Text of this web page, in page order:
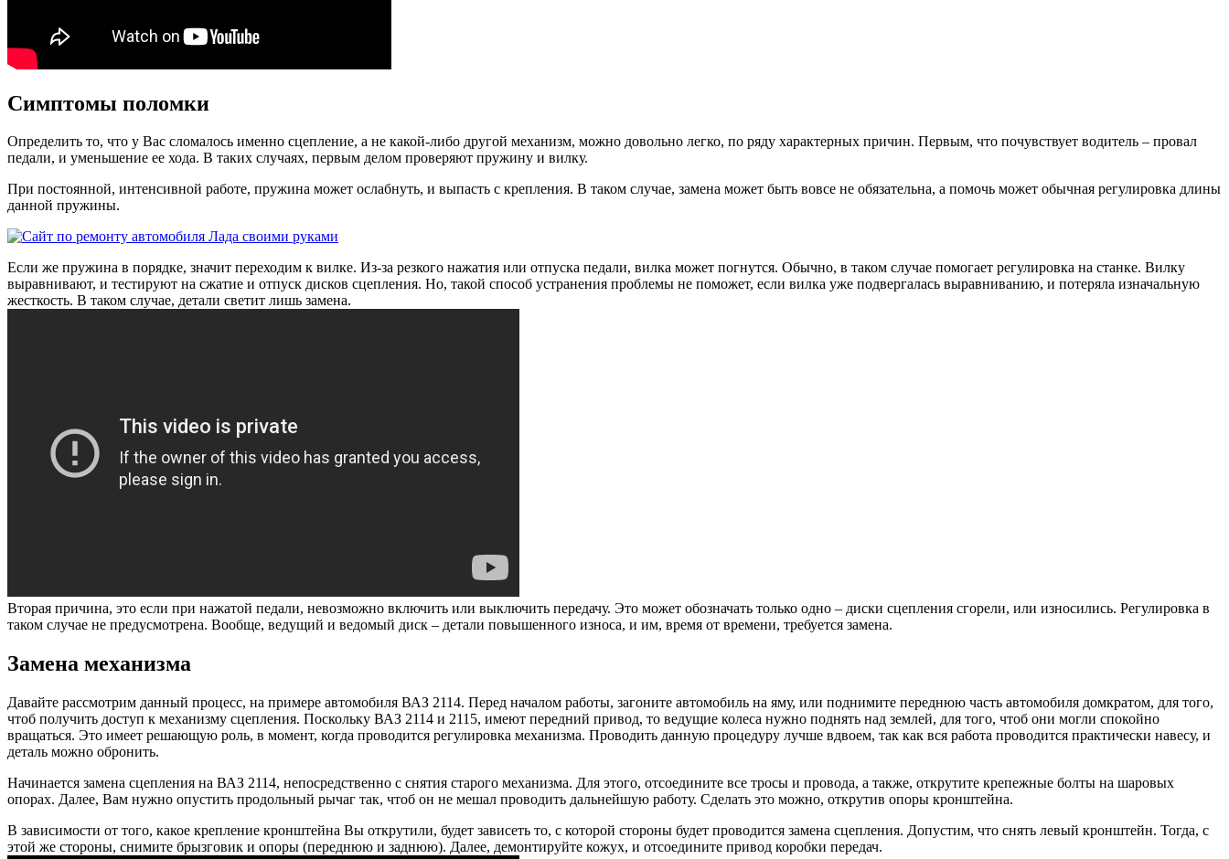
Симптомы поломки
Определить то, что у Вас сломалось именно сцепление, а не какой-либо другой механизм, можно довольно легко, по ряду характерных причин. Первым, что почувствует водитель – провал
педали, и уменьшение ее хода. В таких случаях, первым делом проверяют пружину и вилку.
При постоянной, интенсивной работе, пружина может ослабнуть, и выпасть с крепления. В таком случае, замена может быть вовсе не обязательна, а помочь может обычная регулировка длины
данной пружины.
Если же пружина в порядке, значит переходим к вилке. Из-за резкого нажатия или отпуска педали, вилка может погнутся. Обычно, в таком случае помогает регулировка на станке. Вилку
выравнивают, и тестируют на сжатие и отпуск дисков сцепления. Но, такой способ устранения проблемы не поможет, если вилка уже подвергалась выравниванию, и потеряла изначальную
жесткость. В таком случае, детали светит лишь замена.
Вторая причина, это если при нажатой педали, невозможно включить или выключить передачу. Это может обозначать только одно – диски сцепления сгорели, или износились. Регулировка в
таком случае не предусмотрена. Вообще, ведущий и ведомый диск – детали повышенного износа, и им, время от времени, требуется замена.
Замена механизма
Давайте рассмотрим данный процесс, на примере автомобиля ВАЗ 2114. Перед началом работы, загоните автомобиль на яму, или поднимите переднюю часть автомобиля домкратом, для того,
чтоб получить доступ к механизму сцепления. Поскольку ВАЗ 2114 и 2115, имеют передний привод, то ведущие колеса нужно поднять над землей, для того, чтоб они могли спокойно
вращаться. Это имеет решающую роль, в момент, когда проводится регулировка механизма. Проводить данную процедуру лучше вдвоем, так как вся работа проводится практически навесу, и
деталь можно обронить.
Начинается замена сцепления на ВАЗ 2114, непосредственно с снятия старого механизма. Для этого, отсоедините все тросы и провода, а также, открутите крепежные болты на шаровых
опорах. Далее, Вам нужно опустить продольный рычаг так, чтоб он не мешал проводить дальнейшую работу. Сделать это можно, открутив опоры кронштейна.
В зависимости от того, какое крепление кронштейна Вы открутили, будет зависеть то, с которой стороны будет проводится замена сцепления. Допустим, что снять левый кронштейн. Тогда, с
этой же стороны, снимите брызговик и опоры (переднюю и заднюю). Далее, демонтируйте кожух, и отсоедините привод коробки передач.